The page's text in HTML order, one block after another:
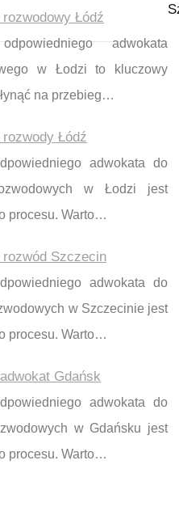
Łódź
adwokata
w Łodzi to kluczowy
na przebieg…
Łódź
adwokata do
w Łodzi jest
procesu. Warto…
rozwód Szczecin
adwokata do
w Szczecinie jest
procesu. Warto…
Gdańsk
adwokata do
w Gdańsku jest
procesu. Warto…